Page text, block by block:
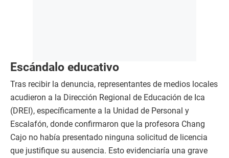
Escándalo educativo
Tras recibir la denuncia, representantes de medios locales
acudieron a la Dirección Regional de Educación de Ica
(DREI), específicamente a la Unidad de Personal y
Escalafón, donde confirmaron que la profesora Chang
Cajo no había presentado ninguna solicitud de licencia
que justifique su ausencia. Esto evidenciaría una grave